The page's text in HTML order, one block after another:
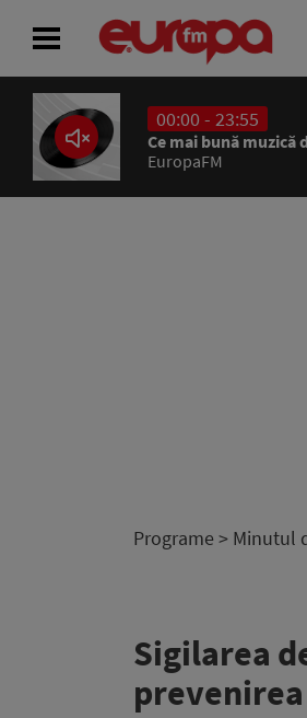
00:00 - 23:55
Ce mai bună muzică
EuropaFM
Programe > Minutul
Sigilarea
ACASĂ
ȘTIRI